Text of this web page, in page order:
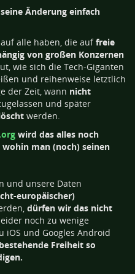
Änderung einfach
alle haben, die auffreie
von großen Konzernen
wie sich die Tech-Giganten
und reihenweise letztlich
der Zeit, wann nicht
und später
werden.
wird das alles noch
man (noch) seinen
und unsere Daten
europäischer)
dürfen wir das nicht
noch zu wenige
iOS und Googles Android
Freiheit so